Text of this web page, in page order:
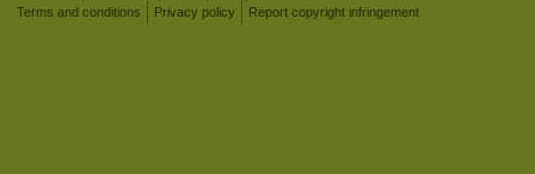
Terms and conditions
Privacy policy Report copyright infringement